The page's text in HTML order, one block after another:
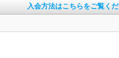
入会方法はこちらをご覧く